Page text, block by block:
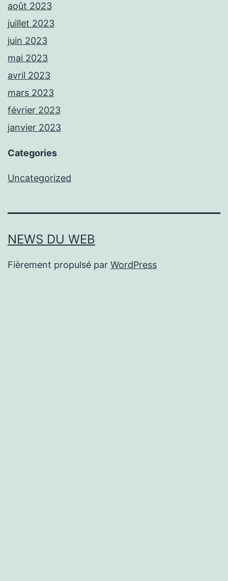
août 2023
juillet 2023
juin 2023
mai 2023
avril 2023
mars 2023
février 2023
janvier 2023
Categories
Uncategorized
NEWS DU WEB
Fièrement propulsé par WordPress